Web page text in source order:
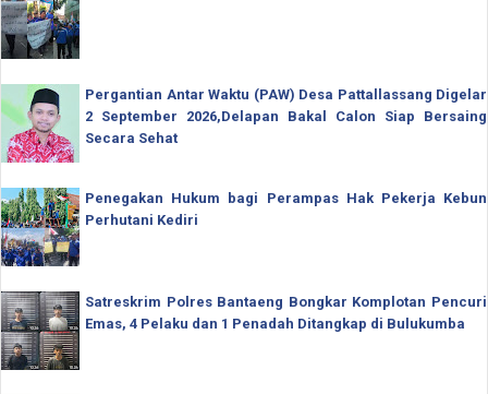
Pergantian Antar Waktu (PAW) Desa Pattallassang Digelar
2 September 2026,Delapan Bakal Calon Siap Bersaing
Secara Sehat
Penegakan Hukum bagi Perampas Hak Pekerja Kebun
Perhutani Kediri
Satreskrim Polres Bantaeng Bongkar Komplotan Pencuri
Emas, 4 Pelaku dan 1 Penadah Ditangkap di Bulukumba